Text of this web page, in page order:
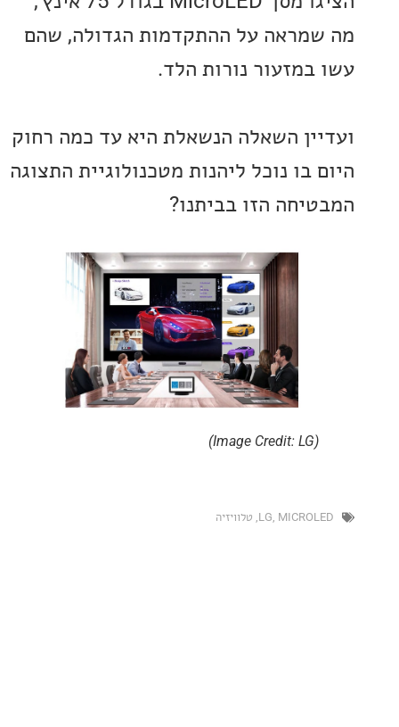
על ההתקדמות הגדולה, שהם
נורות הלד.
השאלה הנשאלת היא עד כמה רחוק
בו נוכל ליהנות מטכנולוגיית התצוגה
הזו בביתנו?
LG, טלוויזיה